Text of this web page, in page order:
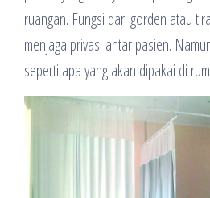
ruangan. Fungsi dari gorden atau
menjaga privasi antar pasien.
seperti apa yang akan dipakai di